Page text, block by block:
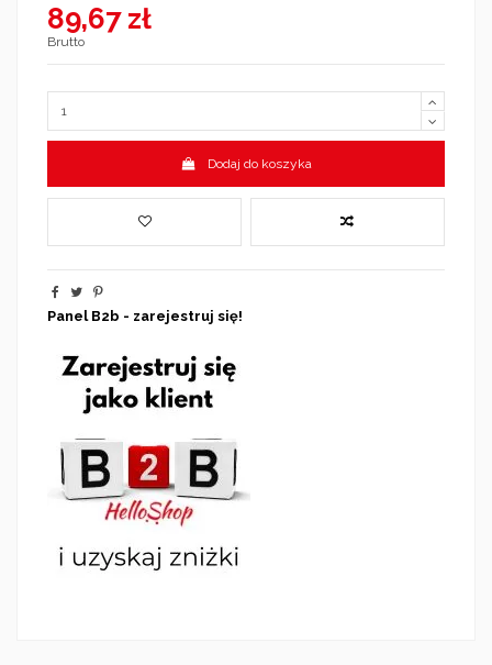
89,67 zł
Brutto
Dodaj do koszyka
Panel B2b - zarejestruj się!